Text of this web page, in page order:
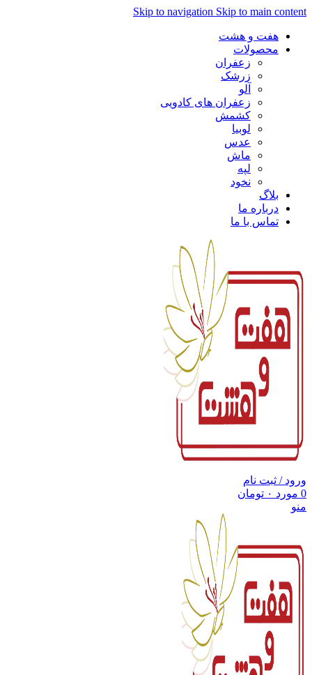
Skip to navigation Skip to main content
هفت و هشت
محصولات
زعفران
زرشک
آلو
زعفران های کادویی
کشمش
لوبیا
عدس
ماش
لپه
نخود
بلاگ
درباره ما
تماس با ما
ورود / ثبت نام
0 مورد ۰ تومان
منو